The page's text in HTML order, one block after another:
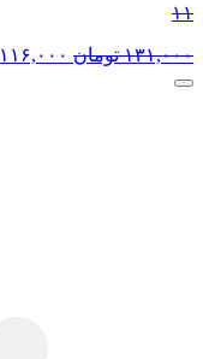
۱۱
۱۳۱,۰۰۰ تومان ۱۱۶,۰۰۰